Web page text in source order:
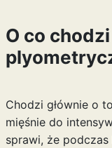
O co
Chodzi głównie o
mięśnie do
sprawi, że